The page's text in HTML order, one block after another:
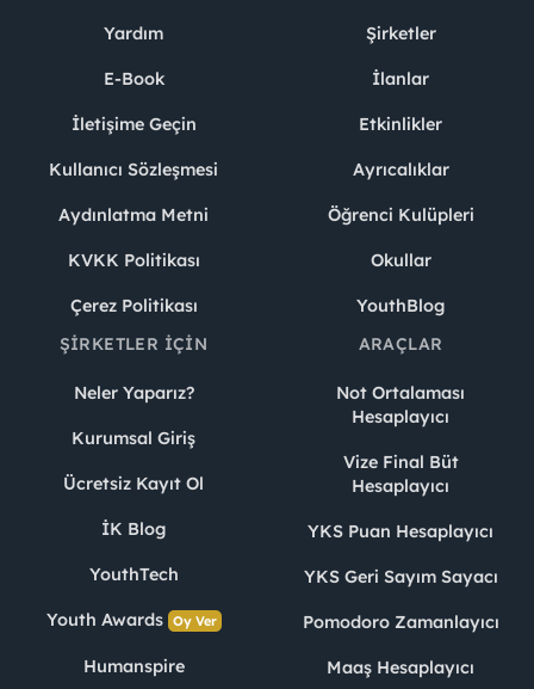
Yardım
E-Book
İletişime Geçin
Kullanıcı Sözleşmesi
Aydınlatma Metni
KVKK Politikası
Çerez Politikası
Şirketler
İlanlar
Etkinlikler
Ayrıcalıklar
Öğrenci Kulüpleri
Okullar
YouthBlog
ŞIRKETLER İÇIN
Neler Yaparız?
Kurumsal Giriş
Ücretsiz Kayıt Ol
İK Blog
YouthTech
Youth Awards Oy Ver
Humanspire
ARAÇLAR
Not Ortalaması
Hesaplayıcı
Vize Final Büt
Hesaplayıcı
YKS Puan Hesaplayıcı
YKS Geri Sayım Sayacı
Pomodoro Zamanlayıcı
Maaş Hesaplayıcı